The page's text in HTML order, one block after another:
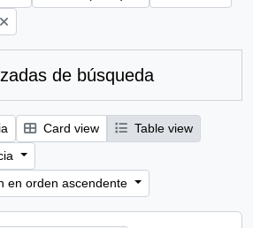
de búsqueda
Card view
Table view
en orden ascendente